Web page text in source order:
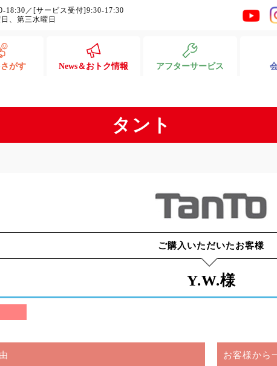
18:30／[サービス受付]9:30-17:30
、第三水曜日
がす News＆おトク情報 アフターサービス
タント
ご購入いただいたお客様
Y.W.様
お客様から